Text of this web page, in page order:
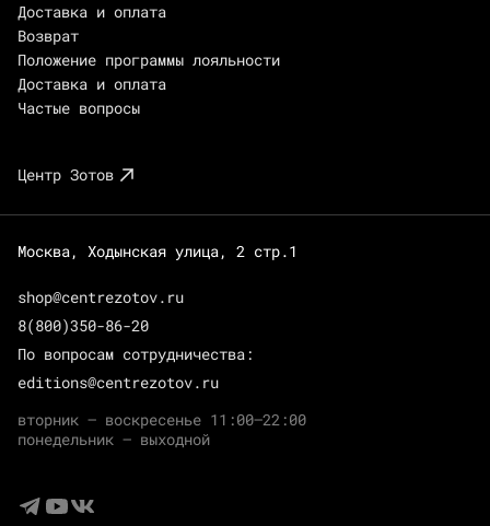
Доставка и оплата
Возврат
Положение программы лояльности
Доставка и оплата
Частые вопросы
Центр Зотов
Москва, Ходынская улица, 2 стр.1
shop@centrezotov.ru
8(800)350-86-20
По вопросам сотрудничества:
editions@centrezotov.ru
вторник — воскресенье 11:00–22:00
понедельник — выходной